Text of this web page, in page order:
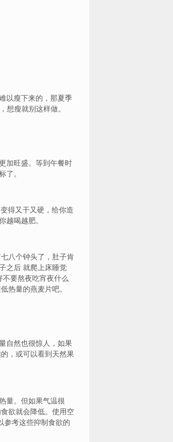
以瘦下来的，那夏季
想瘦就别这样做。
加旺盛。等到午餐时
了。
得又干又硬，给你造
越喝越肥。
八个钟头了，肚子肯
之后 就爬上床睡觉
要熬夜吃宵夜什么
热量的燕麦片吧。
自然也很惊人，如果
，或可以看到天然果
量。但如果气温很
欲就会降低。使用空
参考这些抑制食欲的